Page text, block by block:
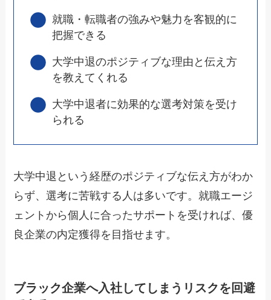
就職・転職者の強みや魅力を客観的に
把握できる
大学中退のポジティブな理由と伝え方
を教えてくれる
大学中退者に効果的な選考対策を受け
られる
大学中退という経歴のポジティブな伝え方がわか
らず、選考に苦戦する人は多いです。就職エージ
ェントから個人に合ったサポートを受ければ、優
良企業の内定獲得を目指せます。
ブラック企業へ入社してしまうリスクを回避